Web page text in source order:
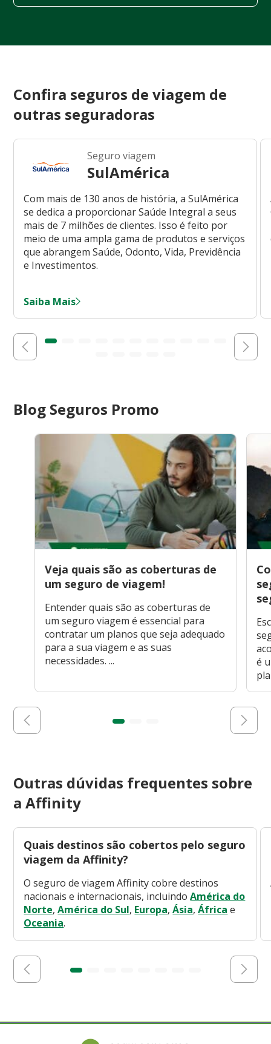
Confira seguros de viagem de
outras seguradoras
Seguro viagem
SulAmérica
Com mais de 130 anos de história, a SulAmérica
se dedica a proporcionar Saúde Integral a seus
mais de 7 milhões de clientes. Isso é feito por
meio de uma ampla gama de produtos e serviços
que abrangem Saúde, Odonto, Vida, Previdência
e Investimentos.
Saiba Mais
Blog Seguros Promo
Veja quais são as coberturas de
um seguro de viagem!
Entender quais são as coberturas de
um seguro viagem é essencial para
contratar um planos que seja adequado
para a sua viagem e as suas
necessidades. ...
é
Outras dúvidas frequentes sobre
a Affinity
Quais destinos são cobertos pelo seguro
viagem da Affinity?
O seguro de viagem Affinity cobre destinos
nacionais e internacionais, incluindoAmérica do
Norte,América do Sul, Europa,Ásia,África e
Oceania.